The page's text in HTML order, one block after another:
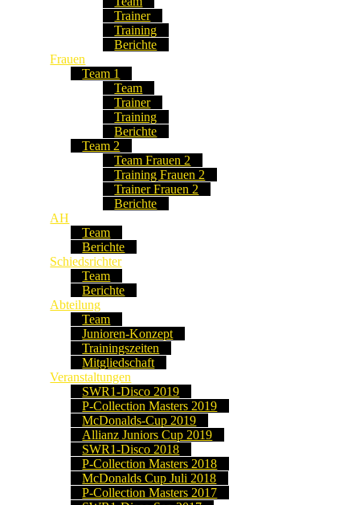
Trainer
Training
Berichte
Frauen
Team 1
Team
Trainer
Training
Berichte
Team 2
Team Frauen 2
Training Frauen 2
Trainer Frauen 2
Berichte
AH
Team
Berichte
Schiedsrichter
Team
Berichte
Abteilung
Team
Junioren-Konzept
Trainingszeiten
Mitgliedschaft
Veranstaltungen
SWR1-Disco 2019
P-Collection Masters 2019
McDonalds-Cup 2019
Allianz Juniors Cup 2019
SWR1-Disco 2018
P-Collection Masters 2018
McDonalds Cup Juli 2018
P-Collection Masters 2017